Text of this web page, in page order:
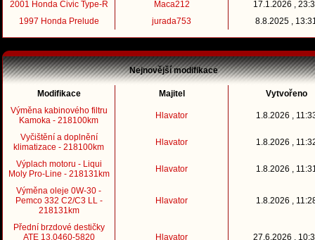
2001 Honda Civic Type-R
Maca212
17.1.2026 ,
1997 Honda Prelude
jurada753 8.8.2025 ,
Nejnovější modifikace
Modifikace Majitel
Vytvořeno
Výměna kabinového filtru
Kamoka - 218100km
Hlavator 1.8.2026 ,
Vyčištění a doplnění
klimatizace - 218100km
Hlavator 1.8.2026 ,
Výplach motoru - Liqui
Moly Pro-Line - 218131km
Hlavator 1.8.2026 ,
Výměna oleje 0W-30 -
Pemco 332 C2/C3 LL -
218131km
Hlavator 1.8.2026 ,
Přední brzdové destičky
ATE 13.0460-5820
Hlavator 27.6.2026 ,